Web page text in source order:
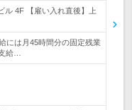
4F 【雇い入れ直後】上
には月45時間分の固定残業
給…